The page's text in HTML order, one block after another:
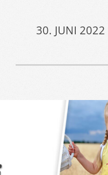
30. JUNI 2022